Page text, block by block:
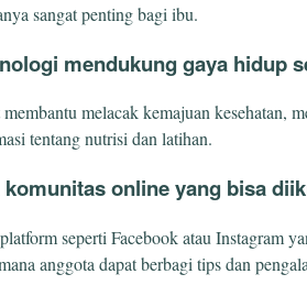
sangat penting bagi ibu.
mendukung gaya hidup
melacak kemajuan kesehatan,
tentang nutrisi dan latihan.
komunitas online yang bisa
seperti Facebook atau Instagram
anggota dapat berbagi tips dan